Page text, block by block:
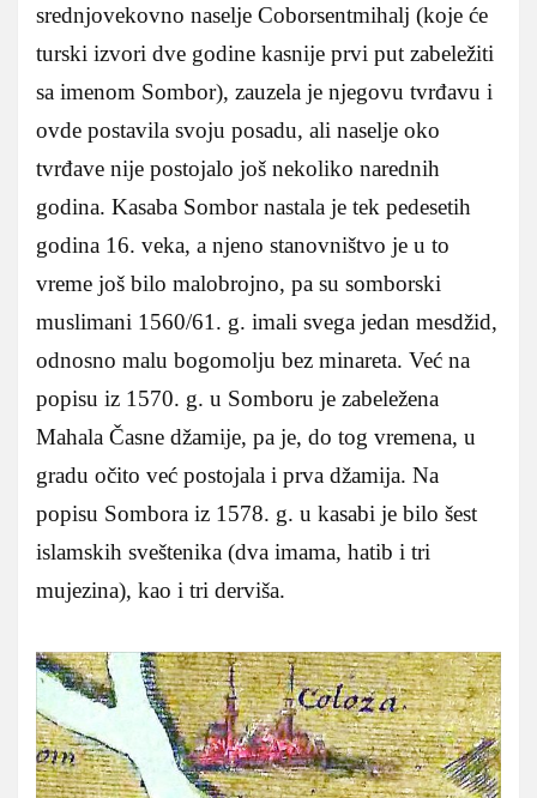
srednjovekovno naselje Coborsentmihalj (koje će
turski izvori dve godine kasnije prvi put zabeležiti
sa imenom Sombor), zauzela je njegovu tvrđavu i
ovde postavila svoju posadu, ali naselje oko
tvrđave nije postojalo još nekoliko narednih
godina. Kasaba Sombor nastala je tek pedesetih
godina 16. veka, a njeno stanovništvo je u to
vreme još bilo malobrojno, pa su somborski
muslimani 1560/61. g. imali svega jedan mesdžid,
odnosno malu bogomolјu bez minareta. Već na
popisu iz 1570. g. u Somboru je zabeležena
Mahala Časne džamije, pa je, do tog vremena, u
gradu očito već postojala i prva džamija. Na
popisu Sombora iz 1578. g. u kasabi je bilo šest
islamskih sveštenika (dva imama, hatib i tri
mujezina), kao i tri derviša.